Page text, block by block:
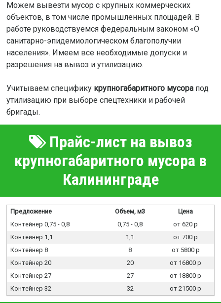
Можем вывезти мусор с крупных коммерческих
объектов, в том числе промышленных площадей. В
работе руководствуемся федеральным законом «О
санитарно-эпидемиологическом благополучии
населения». Имеем все необходимые допуски и
разрешения на вывоз и утилизацию.
Учитываем специфику крупногабаритного мусорапод
утилизацию при выборе спецтехники и рабочей
бригады.
Прайс-лист на вывоз
крупногабаритного мусора в
Калининграде
Предложение Объем, м3
Цена
Контейнер 0,75 - 0,8
0,75 - 0,8
от 620 р
Контейнер 1,1
1,1
от 700 р
Контейнер 8
8
от 5800 р
Контейнер 20
20
от 16800 р
Контейнер 27
27
от 18800 р
Контейнер 32
32 от 21500 р